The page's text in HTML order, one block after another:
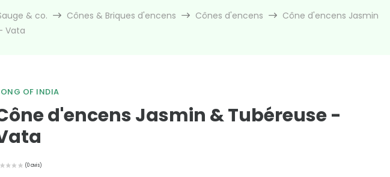
& co. Cônes & Briques d'encens Cônes d'encens
Cône d'encens Jasmin
Vata
OF INDIA
d'encens Jasmin & Tubéreuse -